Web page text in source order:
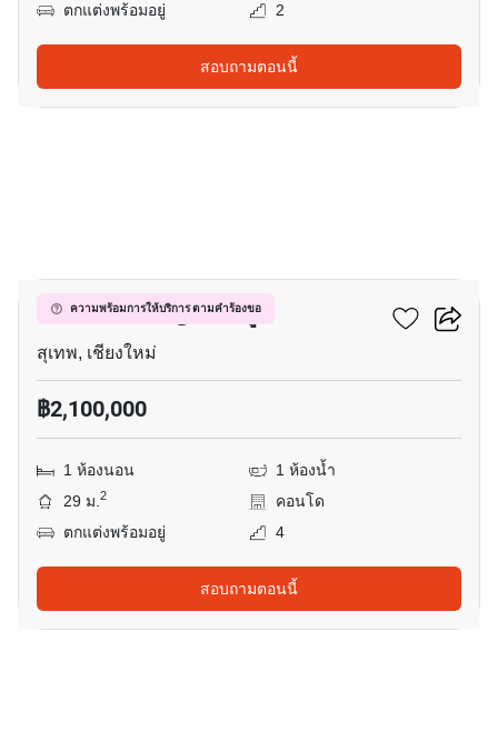
ตกแต่งพร้อมอยู่
2
สอบถามตอนนี้
ความพร้อมการให้บริการ ตามคำร้องขอ
คาซ่า คอนโด @ซีเอ็มยู
สุเทพ, เชียงใหม่
฿2,100,000
1 ห้องนอน
1 ห้องน้ำ
29 ม.2
คอนโด
ตกแต่งพร้อมอยู่
4
สอบถามตอนนี้